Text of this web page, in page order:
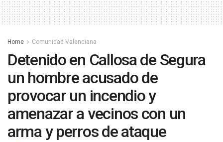
Home Comunidad Valenciana
Detenido en Callosa de Segura
un hombre acusado de
provocar un incendio y
amenazar a vecinos con un
arma y perros de ataque